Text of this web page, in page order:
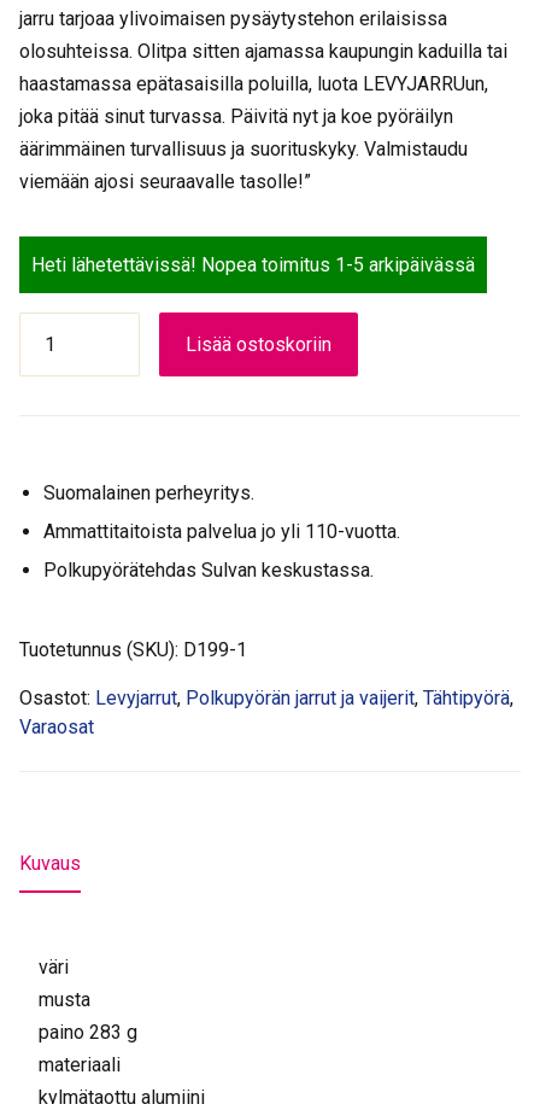
jarru tarjoaa ylivoimaisen pysäytystehon erilaisissa
olosuhteissa. Olitpa sitten ajamassa kaupungin kaduilla tai
haastamassa epätasaisilla poluilla, luota LEVYJARRUun,
joka pitää sinut turvassa. Päivitä nyt ja koe pyöräilyn
äärimmäinen turvallisuus ja suorituskyky. Valmistaudu
viemään ajosi seuraavalle tasolle!”
Heti lähetettävissä! Nopea toimitus 1-5 arkipäivässä
eteen
hydraullinen
Lisää ostoskoriin
Suomalainen perheyritys.
Ammattitaitoista palvelua jo yli 110-vuotta.
Polkupyörätehdas Sulvan keskustassa.
Tuotetunnus (SKU): D199-1
Osastot: Levyjarrut, Polkupyörän jarrut ja vaijerit, Tähtipyörä,
Varaosat
Kuvaus
väri
musta
paino 283 g
materiaali
kylmätaottu alumiini